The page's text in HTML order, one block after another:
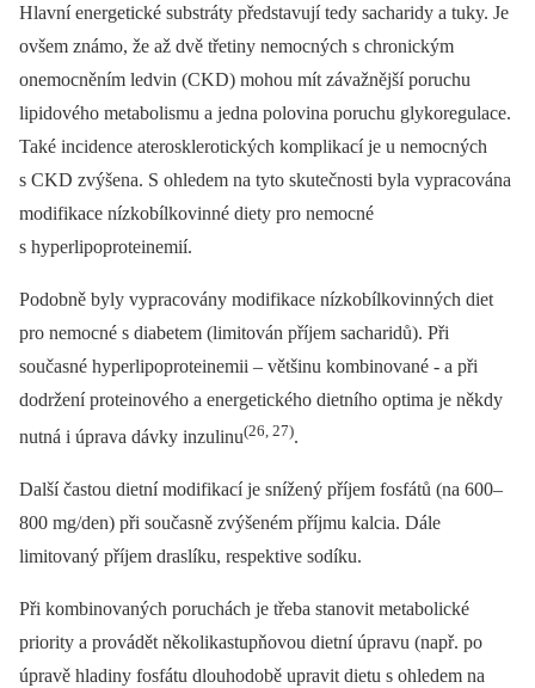
Hlavní energetické substráty představují tedy sacharidy a tuky. Je
ovšem známo, že až dvě třetiny nemocných s chronickým
onemocněním ledvin (CKD) mohou mít závažnější poruchu
lipidového metabolismu a jedna polovina poruchu glykoregulace.
Také incidence aterosklerotických komplikací je u nemocných
s CKD zvýšena. S ohledem na tyto skutečnosti byla vypracována
modifikace nízkobílkovinné diety pro nemocné
s hyperlipoproteinemií.
Podobně byly vypracovány modifikace nízkobílkovinných diet
pro nemocné s diabetem (limitován příjem sacharidů). Při
současné hyperlipoproteinemii –⁠ většinu kombinované -⁠ a při
dodržení proteinového a energetického dietního optima je někdy
nutná i úprava dávky inzulinu(26, 27).
Další častou dietní modifikací je snížený příjem fosfátů (na 600–
800 mg/den) při současně zvýšeném příjmu kalcia. Dále
limitovaný příjem draslíku, respektive sodíku.
Při kombinovaných poruchách je třeba stanovit metabolické
priority a provádět několikastupňovou dietní úpravu (např. po
úpravě hladiny fosfátu dlouhodobě upravit dietu s ohledem na